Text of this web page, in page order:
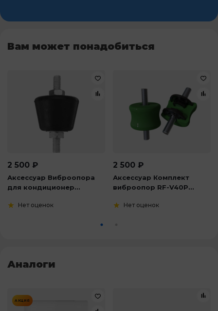
Вам может понадобиться
2 500 ₽
Аксессуар Виброопора
для кондиционер...
Нет оценок
2 500 ₽
Аксессуар Комплект
виброопор RF-V40P...
Нет оценок
Аналоги
АКЦИЯ